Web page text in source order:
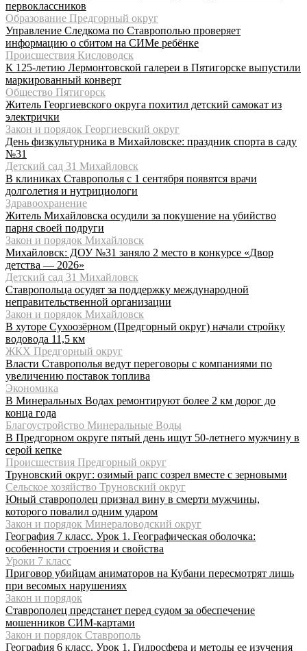
первоклассников
Образование Предгорный округ
Управление Следкома по Ставрополью проверяет
информацию о сбитом на СИМе ребёнке
Происшествия Кисловодск
К 125-летию Лермонтовской галереи в Пятигорске выпустили
маркированный конверт
Общество Пятигорск
Житель Георгиевского округа похитил детский самокат из
электрички
Закон и порядок Георгиевский округ
День физкультурника в Михайловске: праздник спорта в саду
№31
Детский сад 31 Михайловск
В клиниках Ставрополья с 1 сентября появятся врачи
долголетия и нутрициологи
Здравоохранение
Житель Михайловска осудили за покушение на убийство
парня своей подруги
Закон и порядок Михайловск
Михайловск: ДОУ №31 заняло 2 место в конкурсе «Двор
детства — 2026»
Детский сад 31 Михайловск
Ставропольца осудят за поддержку международной
неправительственной организации
Закон и порядок Михайловск
В хуторе Сухоозёрном (Предгорный округ) начали стройку
водовода 11,5 км
ЖКХ Предгорный округ
Власти Ставрополья ведут переговоры с компаниями по
увеличению поставок топлива
Экономика
В Минеральных Водах ремонтируют более 2 км дорог до
конца года
Благоустройство Минеральные Воды
В Предгорном округе пятый день ищут 50-летнего мужчину в
серой кепке
Происшествия Предгорный округ
Труновский округ: озимый рапс созрел вместе с зерновыми
Сельское хозяйство Труновский округ
Юный ставрополец признал вину в смерти мужчины,
которого повалил одним ударом
Закон и порядок Минераловодский округ
География 7 класс. Урок 1. Географическая оболочка:
особенности строения и свойства
Уроки 7 класс
Приговор убийцам аниматоров на Кубани пересмотрят лишь
при весомых нарушениях
Закон и порядок
Ставрополец предстанет перед судом за обеспечение
мошенников СИМ-картами
Закон и порядок Ставрополь
География 6 класс. Урок 1. Гидросфера и методы ее изучения